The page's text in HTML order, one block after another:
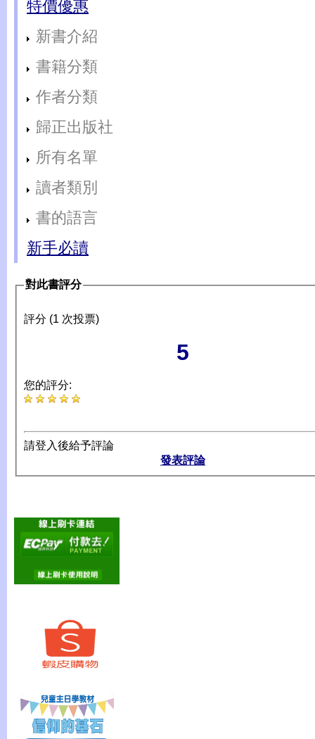
特價優惠
新書介紹
書籍分類
作者分類
歸正出版社
所有名單
讀者類別
書的語言
新手必讀
對此書評分
評分 (1 次投票)
5
您的評分:
請登入後給予評論
發表評論